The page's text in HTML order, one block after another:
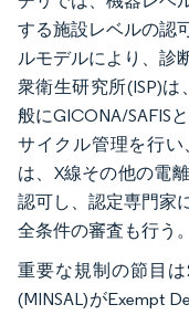
する施設レベルの認
ルモデルにより、診
衆衛生研究所(ISP)
般にGICONA/SAFIS
サイクル管理を行い
は、X線その他の電
認可し、認定専門家
全条件の審査も行う。
重要な規制の節目
(MINSAL)がExempt